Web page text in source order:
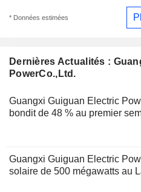
Dernières Actualités :
PowerCo.,Ltd.
Guangxi Guiguan Electric
bondit de 48 % au premier
Guangxi Guiguan Electric
solaire de 500 mégawatts au
* Données estimées